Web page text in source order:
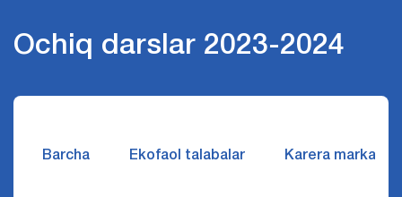
Ochiq darslar 2023-2024
Barcha Ekofaol talabalar Karera markazi